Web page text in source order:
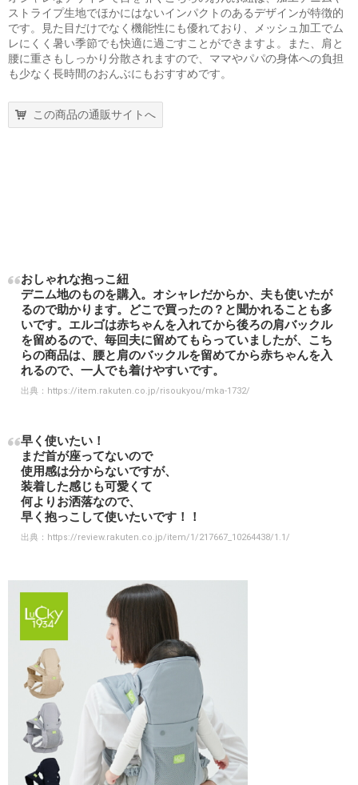
ストライプ生地でほかにはないインパクトのあるデザインが特徴的
です。見た目だけでなく機能性にも優れており、メッシュ加工でム
レにくく暑い季節でも快適に過ごすことができますよ。また、肩と
腰に重さもしっかり分散されますので、ママやパパの身体への負担
も少なく長時間のおんぶにもおすすめです。
この商品の通販サイトへ
おしゃれな抱っこ紐
デニム地のものを購入。オシャレだからか、夫も使いたが
るので助かります。どこで買ったの？と聞かれることも多
いです。エルゴは赤ちゃんを入れてから後ろの肩バックル
を留めるので、毎回夫に留めてもらっていましたが、こち
らの商品は、腰と肩のバックルを留めてから赤ちゃんを入
れるので、一人でも着けやすいです。
出典： https://item.rakuten.co.jp/risoukyou/mka-1732/
早く使いたい！
まだ首が座ってないので
使用感は分からないですが、
装着した感じも可愛くて
何よりお洒落なので、
早く抱っこして使いたいです！！
出典： https://review.rakuten.co.jp/item/1/217667_10264438/1.1/